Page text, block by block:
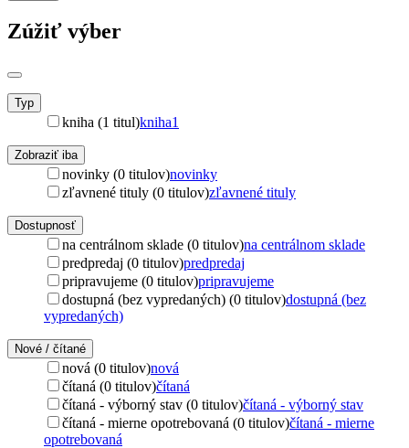
Zúžiť výber
Typ
kniha (1 titul)kniha1
Zobraziť iba
novinky (0 titulov)novinky
zľavnené tituly (0 titulov)zľavnené tituly
Dostupnosť
na centrálnom sklade (0 titulov)na centrálnom sklade
predpredaj (0 titulov)predpredaj
pripravujeme (0 titulov)pripravujeme
dostupná (bez vypredaných) (0 titulov)dostupná (bez
vypredaných)
Nové / čítané
nová (0 titulov)nová
čítaná (0 titulov)čítaná
čítaná - výborný stav (0 titulov)čítaná - výborný stav
čítaná - mierne opotrebovaná (0 titulov)čítaná - mierne
opotrebovaná